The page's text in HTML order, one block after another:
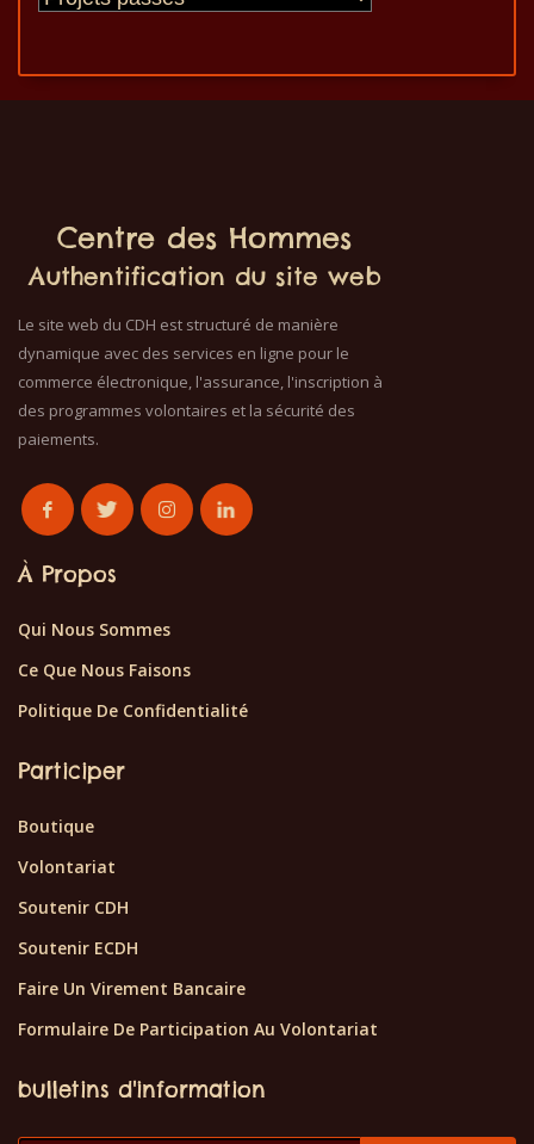
Centre des Hommes
Authentification du site web
Le site web du CDH est structuré de manière
dynamique avec des services en ligne pour le
commerce électronique, l'assurance, l'inscription à
des programmes volontaires et la sécurité des
paiements.
À Propos
Qui Nous Sommes
Ce Que Nous Faisons
Politique De Confidentialité
Participer
Boutique
Volontariat
Soutenir CDH
Soutenir ECDH
Faire Un Virement Bancaire
Formulaire De Participation Au Volontariat
bulletins d'information